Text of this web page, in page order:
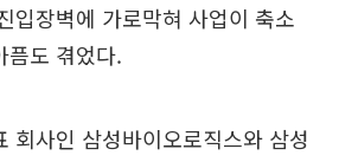
입장벽에 가로막혀 사업이 축소
픔도 겪었다.
회사인 삼성바이오로직스와 삼성